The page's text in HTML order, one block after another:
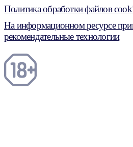
Политика обработки файлов
На информационном ресурсе
рекомендательные технологии